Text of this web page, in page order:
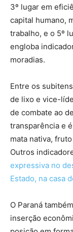
3º lugar em
capital humano,
trabalho, e o 5º
engloba
moradias.
Entre os
de lixo e vice-
de combate ao
transparência e
mata nativa,
Outros
expressiva no
Estado, na casa
O Paraná
inserção